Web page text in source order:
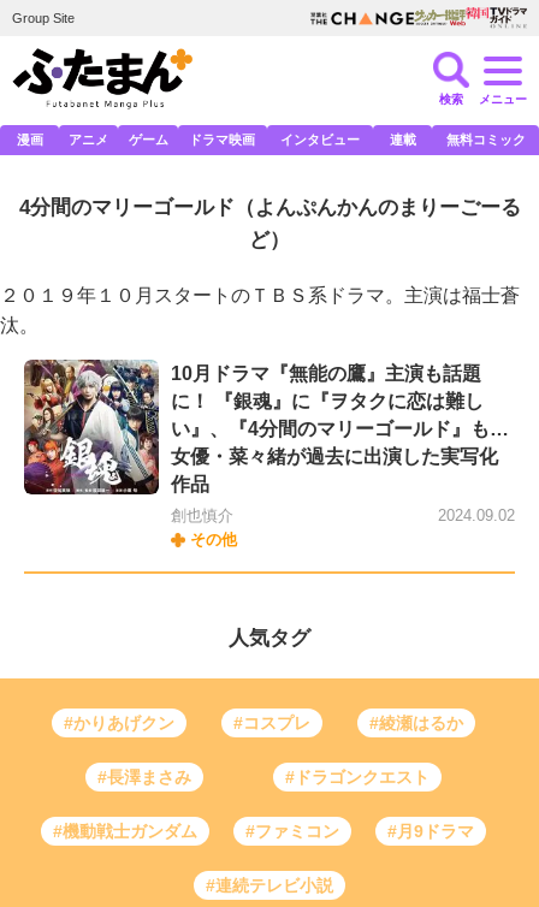
Group Site
検索 メニュー
漫画 アニメ ゲーム ドラマ映画 インタビュー 連載 無料コミック
4分間のマリーゴールド （よんぷんかんのまりーごーる
ど）
２０１９年１０月スタートのＴＢＳ系ドラマ。主演は福士蒼
汰。
10月ドラマ『無能の鷹』主演も話題
に！ 『銀魂』に『ヲタクに恋は難し
い』、『4分間のマリーゴールド』も…
女優・菜々緒が過去に出演した実写化
作品
創也慎介
その他
2024.09.02
人気タグ
#かりあげクン #コスプレ #綾瀬はるか
#長澤まさみ #ドラゴンクエスト
#機動戦士ガンダム #ファミコン #月9ドラマ
#連続テレビ小説